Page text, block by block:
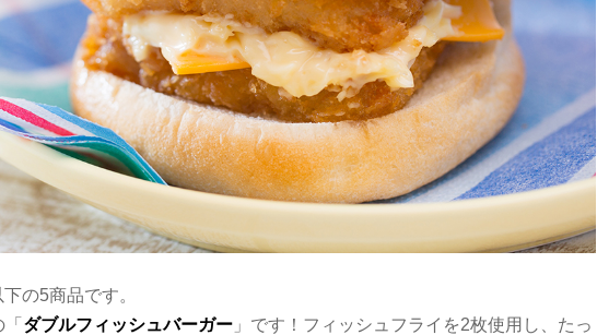
の5商品です。
ダブルフィッシュバーガー 」です！フィッシュフライを2枚使用し、たっ